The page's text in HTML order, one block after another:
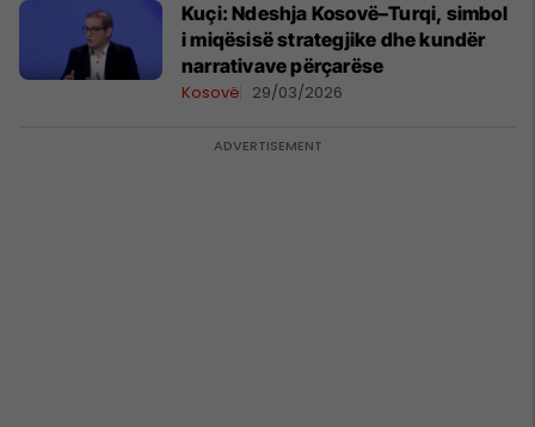
Kuçi: Ndeshja Kosovë–Turqi, simbol
i miqësisë strategjike dhe kundër
narrativave përçarëse
Kosovë 29/03/2026